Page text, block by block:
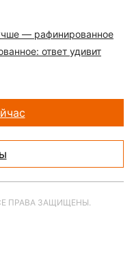
— рафинированное
ответ удивит
ПРАВА ЗАЩИЩЕНЫ.